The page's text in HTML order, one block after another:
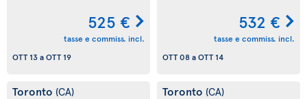
525 €
tasse e commiss. incl.
OTT 13aOTT 19
532 €
tasse e commiss. incl.
OTT 08aOTT 14
Toronto (CA) Toronto (CA)